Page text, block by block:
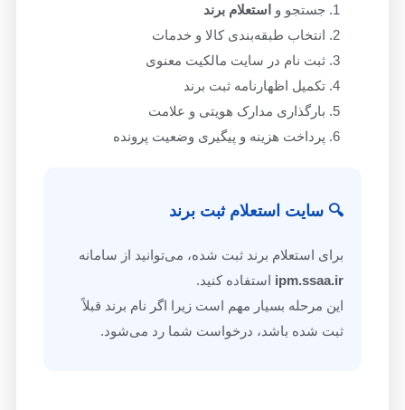
جستجو و استعلام برند
انتخاب طبقه‌بندی کالا و خدمات
ثبت نام در سایت مالکیت معنوی
تکمیل اظهارنامه ثبت برند
بارگذاری مدارک هویتی و علامت
پرداخت هزینه و پیگیری وضعیت پرونده
🔍 سایت استعلام ثبت برند
برای استعلام برند ثبت شده، می‌توانید از سامانه
ipm.ssaa.ir استفاده کنید.
این مرحله بسیار مهم است زیرا اگر نام برند قبلاً
ثبت شده باشد، درخواست شما رد می‌شود.